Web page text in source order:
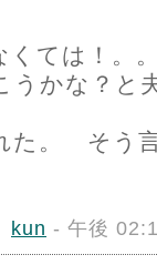
ては！。
うかな？と
た。 そう
kun - 午後